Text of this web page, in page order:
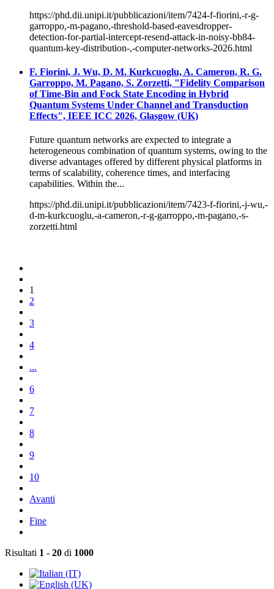
https://phd.dii.unipi.it/pubblicazioni/item/7424-f-fiorini,-r-g-
garroppo,-m-pagano,-threshold-based-eavesdropper-
detection-for-partial-intercept-resend-attack-in-noisy-bb84-
quantum-key-distribution-,-computer-networks-2026.html
F. Fiorini, J. Wu, D. M. Kurkcuoglu, A. Cameron, R. G.
Garroppo, M. Pagano, S. Zorzetti, "Fidelity Comparison
of Time-Bin and Fock State Encoding in Hybrid
Quantum Systems Under Channel and Transduction
Effects", IEEE ICC 2026, Glasgow (UK)
Future quantum networks are expected to integrate a
heterogeneous combination of quantum systems, owing to the
diverse advantages offered by different physical platforms in
terms of scalability, coherence times, and interfacing
capabilities. Within the...
https://phd.dii.unipi.it/pubblicazioni/item/7423-f-fiorini,-j-wu,-
d-m-kurkcuoglu,-a-cameron,-r-g-garroppo,-m-pagano,-s-
zorzetti.html
1
2
3
4
...
6
7
8
9
10
Avanti
Fine
Risultati 1 - 20 di 1000